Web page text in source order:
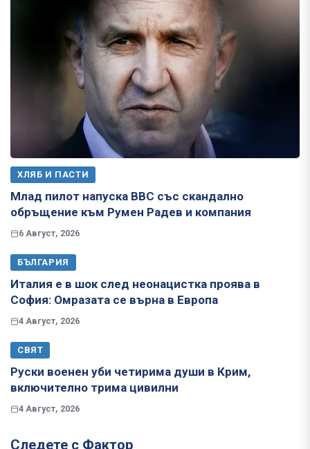
ХЛЯБ И ПАСТИ
Млад пилот напуска ВВС със скандално
обръщение към Румен Радев и компания
6 Август, 2026
БЪЛГАРИЯ
Италия е в шок след неонацистка проява в
София: Омразата се върна в Европа
4 Август, 2026
СВЯТ
Руски военен уби четирима души в Крим,
включително трима цивилни
4 Август, 2026
Следете с Фактор